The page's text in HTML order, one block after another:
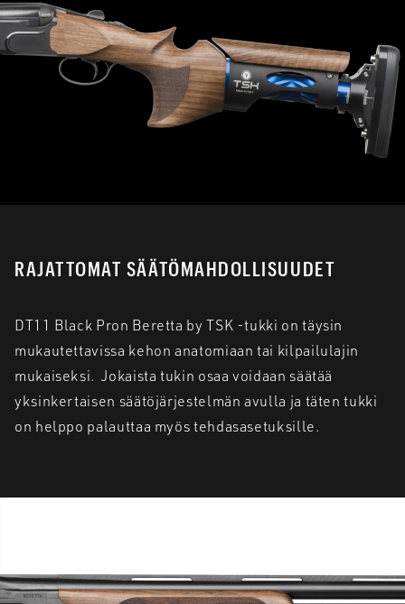
RAJATTOMAT SÄÄTÖMAHDOLLISUUDET
DT11 Black Pron Beretta by TSK -tukki on täysin
mukautettavissa kehon anatomiaan tai kilpailulajin
mukaiseksi. Jokaista tukin osaa voidaan säätää
yksinkertaisen säätöjärjestelmän avulla ja täten tukki
on helppo palauttaa myös tehdasasetuksille.